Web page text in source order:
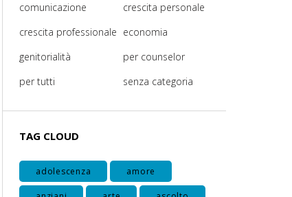
comunicazione
crescita personale
crescita professionale economia
genitorialità
per counselor
per tutti
senza categoria
TAG CLOUD
adolescenza amore